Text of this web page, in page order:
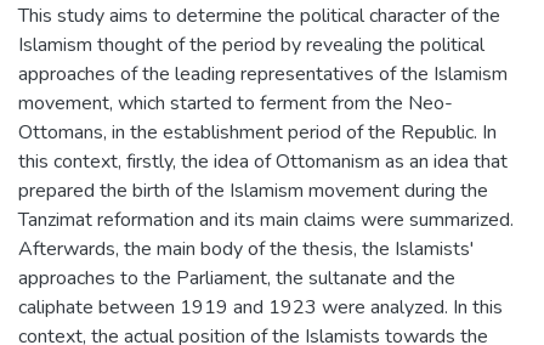
This study aims to determine the political character of the
Islamism thought of the period by revealing the political
approaches of the leading representatives of the Islamism
movement, which started to ferment from the Neo-
Ottomans, in the establishment period of the Republic. In
this context, firstly, the idea of Ottomanism as an idea that
prepared the birth of the Islamism movement during the
Tanzimat reformation and its main claims were summarized.
Afterwards, the main body of the thesis, the Islamists'
approaches to the Parliament, the sultanate and the
caliphate between 1919 and 1923 were analyzed. In this
context, the actual position of the Islamists towards the